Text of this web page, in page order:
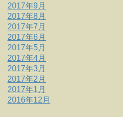
2017年9月
2017年8月
2017年7月
2017年6月
2017年5月
2017年4月
2017年3月
2017年2月
2017年1月
2016年12月